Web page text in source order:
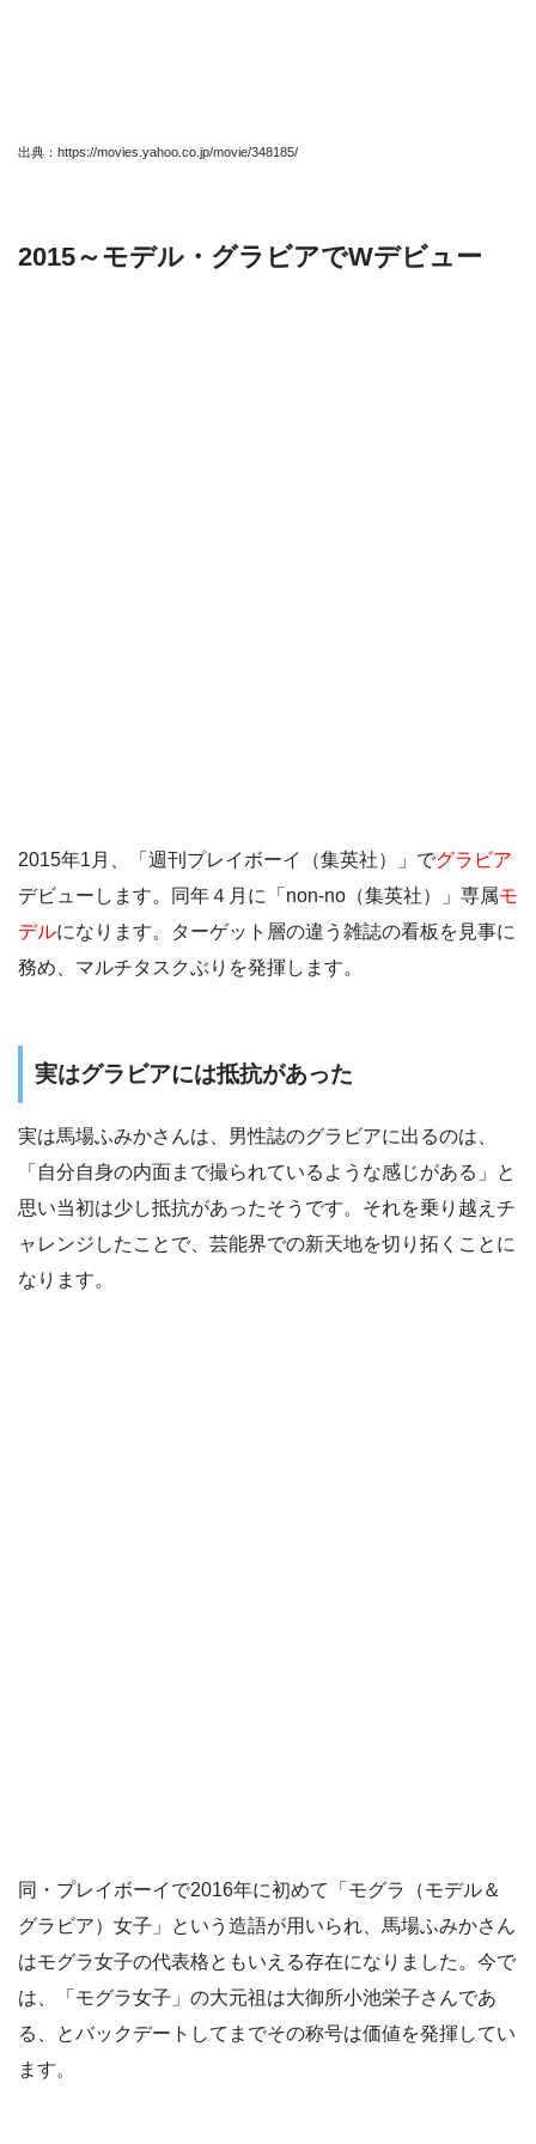
出典：https://movies.yahoo.co.jp/movie/348185/
2015～モデル・グラビアでWデビュー
2015年1月、「週刊プレイボーイ（集英社）」でグラビア
デビューします。同年４月に「non-no（集英社）」専属モ
デルになります。ターゲット層の違う雑誌の看板を見事に
務め、マルチタスクぶりを発揮します。
実はグラビアには抵抗があった
実は馬場ふみかさんは、男性誌のグラビアに出るのは、
「自分自身の内面まで撮られているような感じがある」と
思い当初は少し抵抗があったそうです。それを乗り越えチ
ャレンジしたことで、芸能界での新天地を切り拓くことに
なります。
同・プレイボーイで2016年に初めて「モグラ（モデル＆
グラビア）女子」という造語が用いられ、馬場ふみかさん
はモグラ女子の代表格ともいえる存在になりました。今で
は、「モグラ女子」の大元祖は大御所小池栄子さんであ
る、とバックデートしてまでその称号は価値を発揮してい
ます。